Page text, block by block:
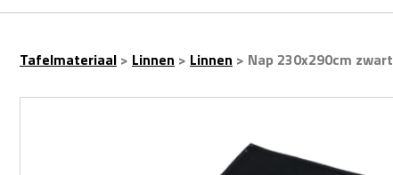
Tafelmateriaal > Linnen > Linnen > Nap 230x290cm zwart